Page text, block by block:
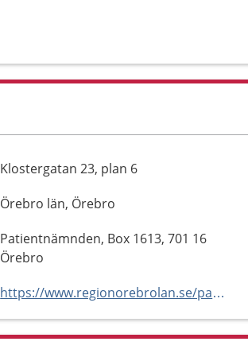
Klostergatan 23, plan 6
Örebro län, Örebro
Patientnämnden, Box 1613, 701 16
Örebro
https://www.regionorebrolan.se/patientnamnden